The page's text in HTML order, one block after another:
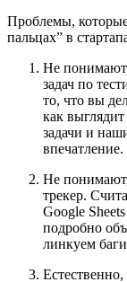
Проблемы, которые
пальцах” в
Не понимают,
задач по
то, что вы
как
задачи и
впечатление.
Не понимают,
трекер.
Google
подробно
линкуем